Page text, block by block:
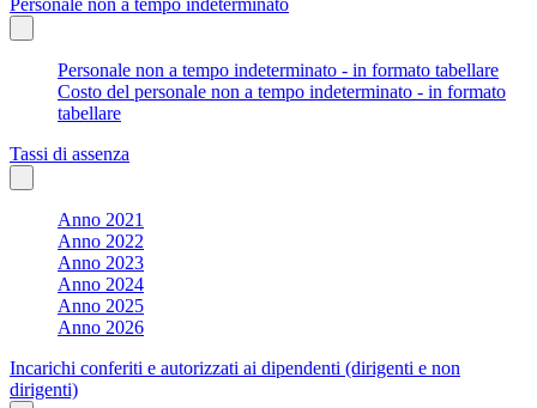
Personale non a tempo indeterminato - in formato tabellare
Costo del personale non a tempo indeterminato - in formato
tabellare
Tassi di assenza
Anno 2021
Anno 2022
Anno 2023
Anno 2024
Anno 2025
Anno 2026
Incarichi conferiti e autorizzati ai dipendenti (dirigenti e non
dirigenti)